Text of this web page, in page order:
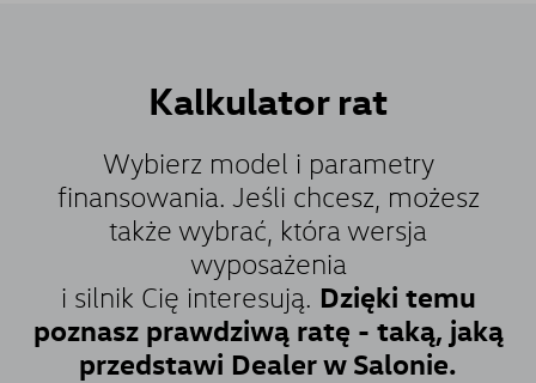
Kalkulatorrat
Wybierz model i parametry
finansowania. Jeśli chcesz, możesz
także wybrać, która wersja
wyposażenia
i silnik Cię interesują. Dzięki temu
poznasz prawdziwą ratę - taką, jaką
przedstawi Dealer w Salonie.